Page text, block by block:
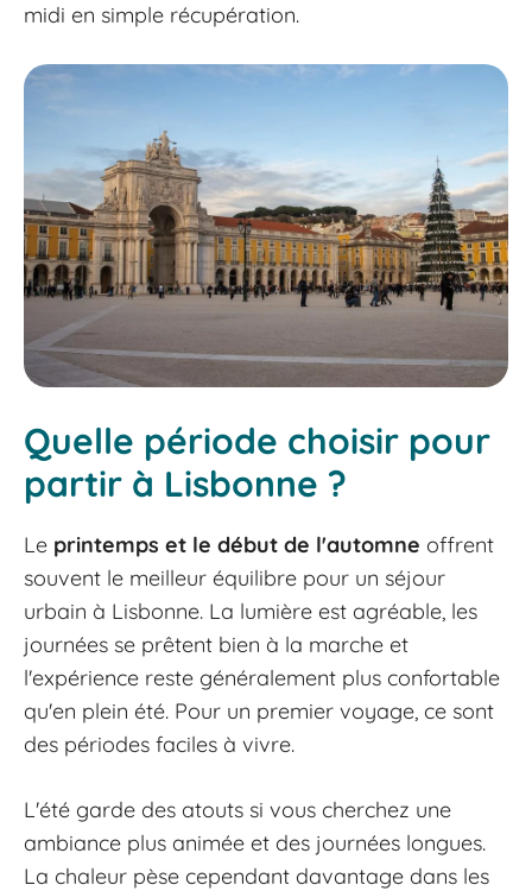
midi en simple récupération.
Quelle période choisir pour
partir à Lisbonne ?
Le printemps et le début de l'automne offrent
souvent le meilleur équilibre pour un séjour
urbain à Lisbonne. La lumière est agréable, les
journées se prêtent bien à la marche et
l'expérience reste généralement plus confortable
qu'en plein été. Pour un premier voyage, ce sont
des périodes faciles à vivre.
L'été garde des atouts si vous cherchez une
ambiance plus animée et des journées longues.
La chaleur pèse cependant davantage dans les